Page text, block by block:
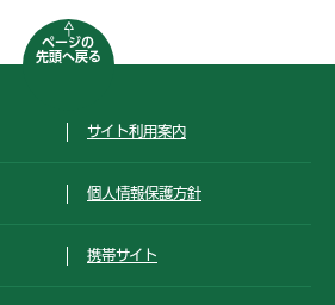
ページの
先頭へ戻る
サイト利用案内
個人情報保護方針
携帯サイト